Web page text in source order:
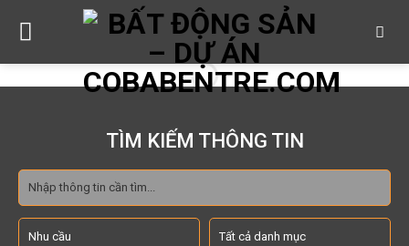
TÌM KIẾM THÔNG TIN